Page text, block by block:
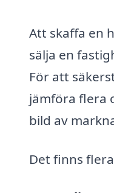
Att skaffa en
sälja en
För att
jämföra flera
bild av
Det finns